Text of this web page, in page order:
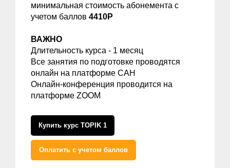
минимальная стоимость абонемента с
учетом баллов 4410Р
ВАЖНО
Длительность курса - 1 месяц
Все занятия по подготовке проводятся
онлайн на платформе САН
Онлайн-конференция проводится на
платформе ZOOM
Купить курс TOPIK 1
Оплатить с учетом баллов